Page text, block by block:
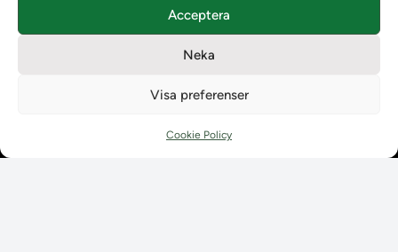
Acceptera
Neka
Visa preferenser
Cookie Policy
Policyer och dokument
Kontaktuppgifter till lärosätenas Ladoksupport
Kontaktuppgifter till Ladokkonsortiet